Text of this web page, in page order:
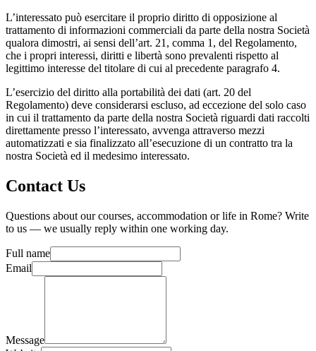
L’interessato può esercitare il proprio diritto di opposizione al
trattamento di informazioni commerciali da parte della nostra Società
qualora dimostri, ai sensi dell’art. 21, comma 1, del Regolamento,
che i propri interessi, diritti e libertà sono prevalenti rispetto al
legittimo interesse del titolare di cui al precedente paragrafo 4.
L’esercizio del diritto alla portabilità dei dati (art. 20 del
Regolamento) deve considerarsi escluso, ad eccezione del solo caso
in cui il trattamento da parte della nostra Società riguardi dati raccolti
direttamente presso l’interessato, avvenga attraverso mezzi
automatizzati e sia finalizzato all’esecuzione di un contratto tra la
nostra Società ed il medesimo interessato.
Contact Us
Questions about our courses, accommodation or life in Rome? Write
to us — we usually reply within one working day.
Full name
Email
Message